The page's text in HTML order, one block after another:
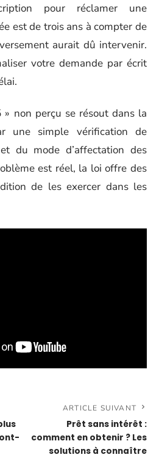
pour réclamer une
est de trois ans à compter de
aurait dû intervenir.
votre demande par écrit
non perçu se résout dans la
une simple vérification de
et du mode d’affectation des
est réel, la loi offre des
de les exercer dans les
ARTICLE SUIVANT
Prêt sans intérêt :
comment en obtenir ? Les
solutions à connaître